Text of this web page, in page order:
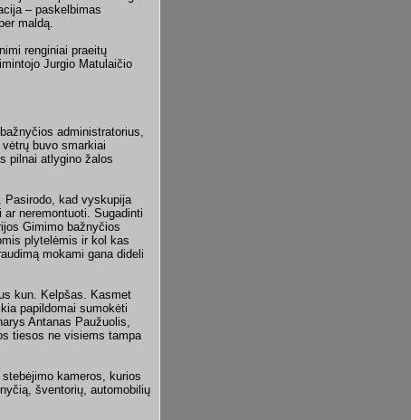
– paskelbimas
maldą.
renginiai praeitų
Jurgio Matulaičio
administratorius,
buvo smarkiai
pilnai atlygino žalos
Pasirodo, kad vyskupija
neremontuoti. Sugadinti
Gimimo bažnyčios
plytelėmis ir kol kas
mokami gana dideli
kun. Kelpšas. Kasmet
papildomai sumokėti
Antanas Paužuolis,
tiesos ne visiems tampa
kameros, kurios
šventorių, automobilių